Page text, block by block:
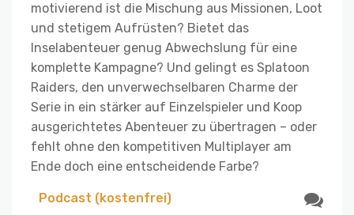
motivierend ist die Mischung aus Missionen, Loot
und stetigem Aufrüsten? Bietet das
Inselabenteuer genug Abwechslung für eine
komplette Kampagne? Und gelingt es Splatoon
Raiders, den unverwechselbaren Charme der
Serie in ein stärker auf Einzelspieler und Koop
ausgerichtetes Abenteuer zu übertragen – oder
fehlt ohne den kompetitiven Multiplayer am
Ende doch eine entscheidende Farbe?
Podcast (kostenfrei)